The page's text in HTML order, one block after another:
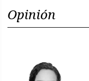
Opinión